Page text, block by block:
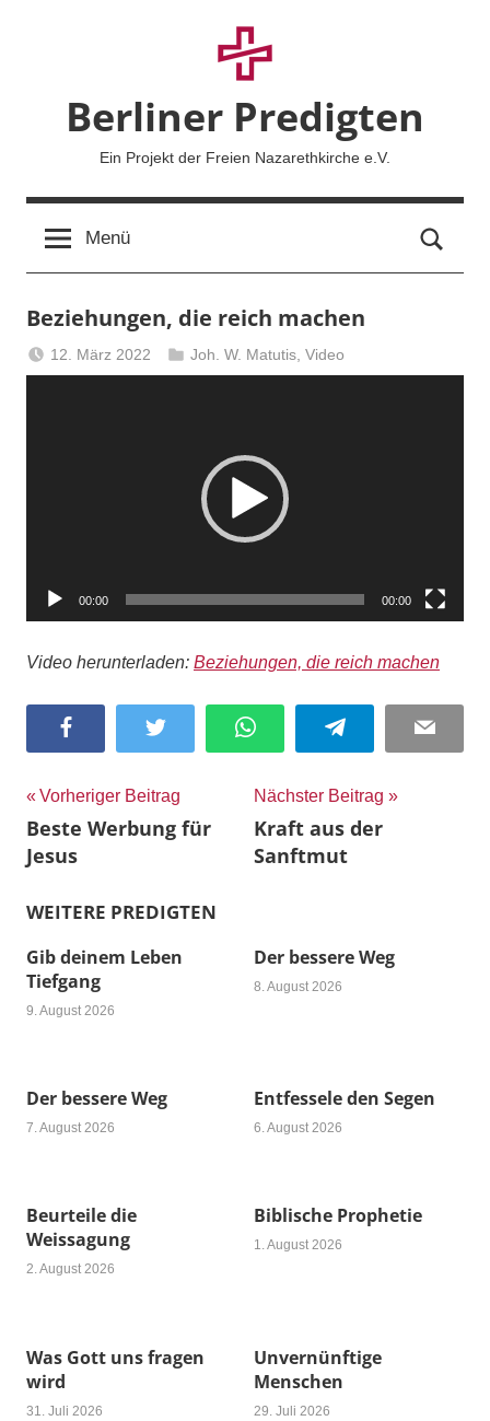
Berliner Predigten
Ein Projekt der Freien Nazarethkirche e.V.
Menü
Beziehungen, die reich machen
12. März 2022
Berliner
Joh. W. Matutis ,Video
00:00 00:00
Video herunterladen: Beziehungen, die reich machen
Facebook Twitter WhatsApp Telegram Email
Beitragsnavigation
Vorheriger Beitrag
Beste Werbung für
Jesus
Nächster Beitrag
Kraft aus der
Sanftmut
WEITERE PREDIGTEN
Gib deinem Leben
Tiefgang
9. August 2026
Der bessere Weg
8. August 2026
Der bessere Weg
7. August 2026
Entfessele den Segen
6. August 2026
Beurteile die
Weissagung
2. August 2026
Biblische Prophetie
1. August 2026
Was Gott uns fragen
wird
31. Juli 2026
Unvernünftige
Menschen
29. Juli 2026